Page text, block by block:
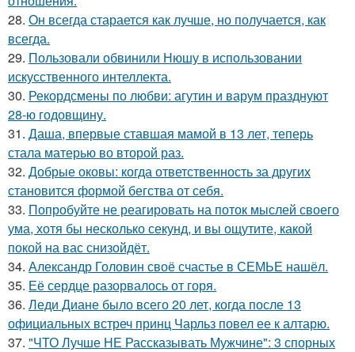
28. Он всегда старается как лучше, но получается, как
всегда.
29. Пользовали обвинили Нюшу в использовании
искусственного интеллекта.
30. Рекордсмены по любви: агутин и варум празднуют
28-ю годовщину.
31. Даша, впервые ставшая мамой в 13 лет, теперь
стала матерью во второй раз.
32. Добрые оковы: когда ответственность за других
становится формой бегства от себя.
33. Попробуйте не реагировать на поток мыслей своего
ума, хотя бы несколько секунд, и вы ощутите, какой
покой на вас снизойдёт.
34. Александр Головин своё счастье в СЕМЬЕ нашёл.
35. Её сердце разорвалось от горя.
36. Леди Диане было всего 20 лет, когда после 13
официальных встреч принц Чарльз повел ее к алтарю.
37. "ЧТО Лучше НЕ Рассказывать Мужчине": 3 спорных